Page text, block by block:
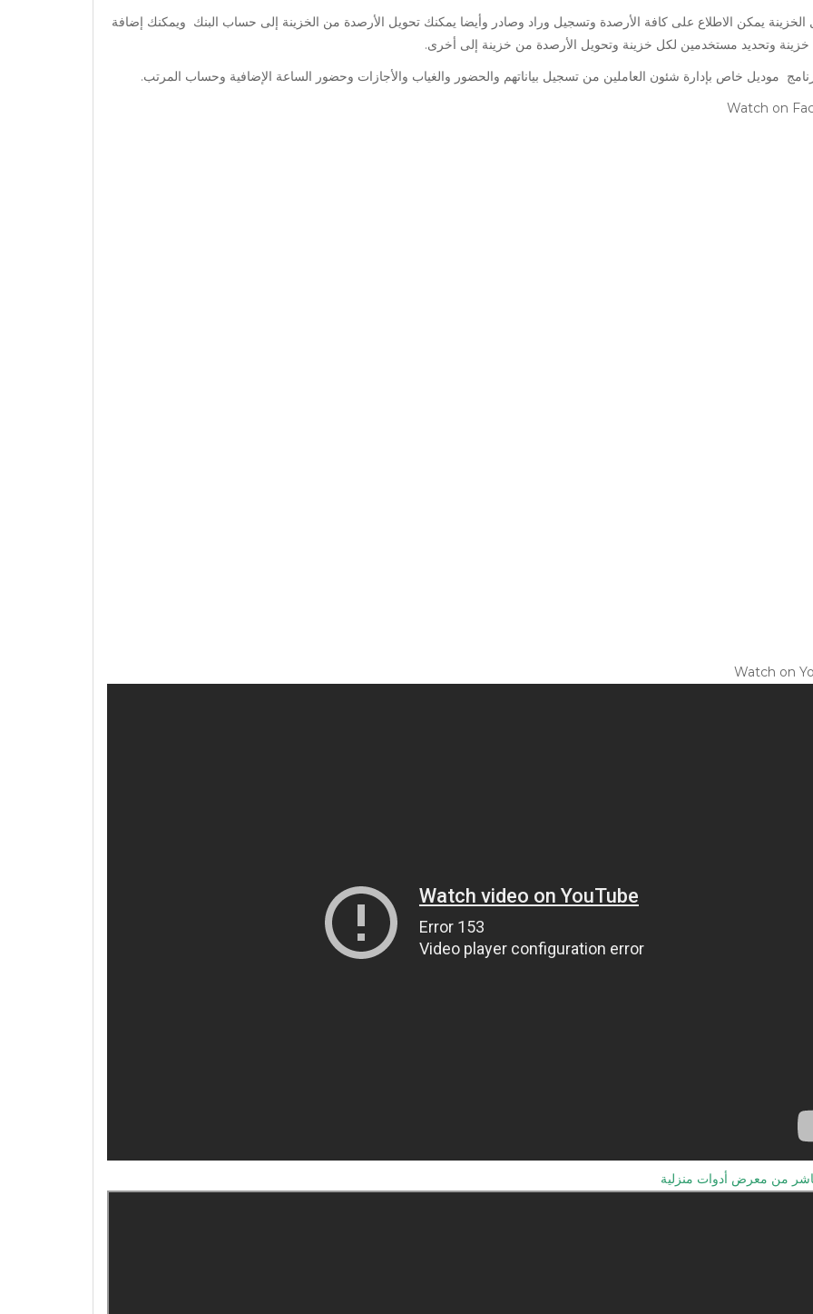
يمكن الاطلاع على كافة الأرصدة وتسجيل وراد وصادر وأيضا يمكنك تحويل الأرصدة من الخزينة إلى حساب البنك ويمكنك إضافة
خزينة وتحديد مستخدمين لكل خزينة وتحويل الأرصدة من خزينة إلى أخرى.
موديل خاص بإدارة شئون العاملين من تسجيل بياناتهم والحضور والغياب والأجازات وحضور الساعة الإضافية وحساب المرتب.
Watch on
Watch on
من معرض أدوات منزلية